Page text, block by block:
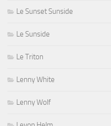
Le Sunset Sunside
Le Sunside
Le Triton
Lenny White
Lenny Wolf